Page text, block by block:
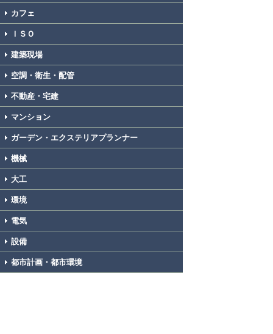
カフェ
ＩＳＯ
建築現場
空調・衛生・配管
不動産・宅建
マンション
ガーデン・エクステリアプランナー
機械
大工
環境
電気
設備
都市計画・都市環境